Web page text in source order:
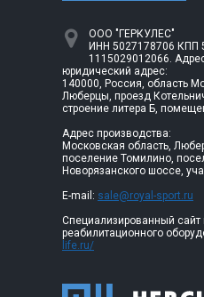
ООО "ГЕРКУЛЕС"
ИНН 5027178706 КПП
1115029012066.
юридический адрес:
140000, Россия, область
Люберцы, проезд
строение литера Б,
Адрес производства:
Московская область,
поселение Томилино,
Новорязанского шоссе,
E-mail: sale@royal-sport.ru
Специализированный сайт
реабилитационного
life.ru/